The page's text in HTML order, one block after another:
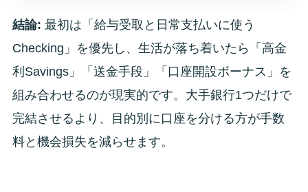
結論: 最初は「給与受取と日常支払いに使う
Checking」を優先し、生活が落ち着いたら「高金
利Savings」「送金手段」「口座開設ボーナス」を
組み合わせるのが現実的です。大手銀行1つだけで
完結させるより、目的別に口座を分ける方が手数
料と機会損失を減らせます。